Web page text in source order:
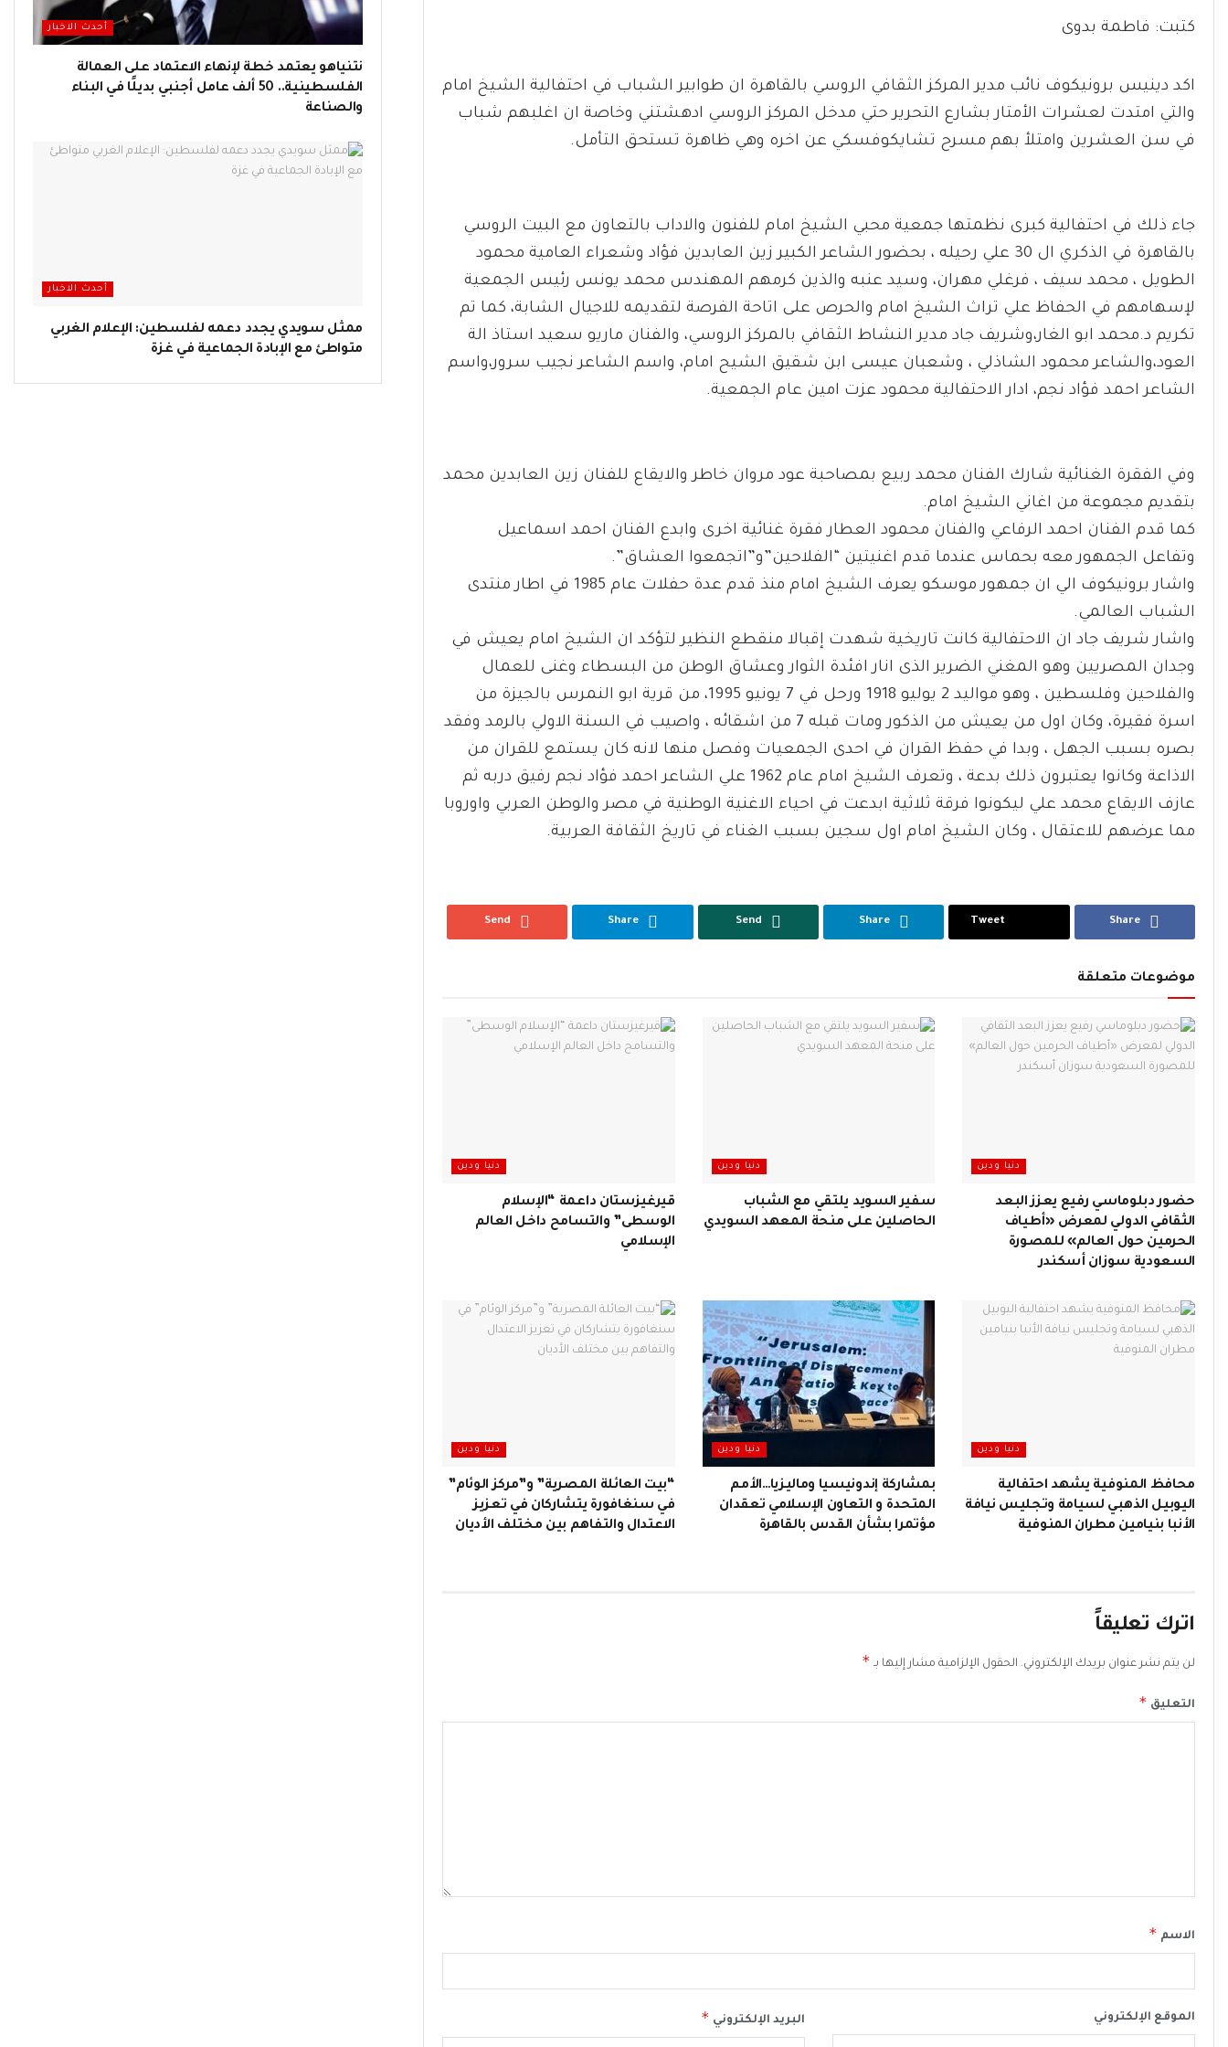
كتبت: فاطمة بدوى
اكد دينيس برونيكوف نائب مدير المركز الثقافي الروسي بالقاهرة ان طوابير الشباب في احتفالية الشيخ امام
والتي امتدت لعشرات الأمتار بشارع التحرير حتي مدخل المركز الروسي ادهشتني وخاصة ان اغلبهم شباب
في سن العشرين وامتلأ بهم مسرح تشايكوفسكي عن اخره وهي ظاهرة تستحق التأمل.
جاء ذلك في احتفالية كبرى نظمتها جمعية محبي الشيخ امام للفنون والاداب بالتعاون مع البيت الروسي
بالقاهرة في الذكري ال 30 علي رحيله ، بحضور الشاعر الكبير زين العابدين فؤاد وشعراء العامية محمود
الطويل ، محمد سيف ، فرغلي مهران، وسيد عنبه والذين كرمهم المهندس محمد يونس رئيس الجمعية
لإسهامهم في الحفاظ علي تراث الشيخ امام والحرص على اتاحة الفرصة لتقديمه للاجيال الشابة، كما تم
تكريم د.محمد ابو الغار،وشريف جاد مدير النشاط الثقافي بالمركز الروسي، والفنان ماريو سعيد استاذ الة
العود،والشاعر محمود الشاذلي ، وشعبان عيسى ابن شقيق الشيح امام، واسم الشاعر نجيب سرور،واسم
الشاعر احمد فؤاد نجم، ادار الاحتفالية محمود عزت امين عام الجمعية.
وفي الفقرة الغنائية شارك الفنان محمد ربيع بمصاحبة عود مروان خاطر والايقاع للفنان زين العابدين محمد
بتقديم مجموعة من اغاني الشيخ امام.
كما قدم الفنان احمد الرفاعي والفنان محمود العطار فقرة غنائية اخرى وابدع الفنان احمد اسماعيل
وتفاعل الجمهور معه بحماس عندما قدم اغنيتين “الفلاحين”و”اتجمعوا العشاق”.
واشار برونيكوف الي ان جمهور موسكو يعرف الشيخ امام منذ قدم عدة حفلات عام 1985 في اطار منتدى
الشباب العالمي.
واشار شريف جاد ان الاحتفالية كانت تاريخية شهدت إقبالا منقطع النظير لتؤكد ان الشيخ امام يعيش في
وجدان المصريين وهو المغني الضرير الذى انار افئدة الثوار وعشاق الوطن من البسطاء وغنى للعمال
والفلاحين وفلسطين ، وهو مواليد 2 يوليو 1918 ورحل في 7 يونيو 1995، من قرية ابو النمرس بالجيزة من
اسرة فقيرة، وكان اول من يعيش من الذكور ومات قبله 7 من اشقائه ، واصيب في السنة الاولي بالرمد وفقد
بصره بسبب الجهل ، وبدا في حفظ القران في احدى الجمعيات وفصل منها لانه كان يستمع للقران من
الاذاعة وكانوا يعتبرون ذلك بدعة ، وتعرف الشيخ امام عام 1962 علي الشاعر احمد فؤاد نجم رفيق دربه ثم
عازف الايقاع محمد علي ليكونوا فرقة ثلاثية ابدعت في احياء الاغنية الوطنية في مصر والوطن العربي واوروبا
مما عرضهم للاعتقال ، وكان الشيخ امام اول سجين بسبب الغناء في تاريخ الثقافة العربية.
Share
Tweet
Share
Send
Share
Send
موضوعات متعلقة
دنيا ودين
حضور دبلوماسي رفيع يعزز البعد
الثقافي الدولي لمعرض «أطياف
الحرمين حول العالم» للمصورة
السعودية سوزان أسكندر
دنيا ودين
سفير السويد يلتقي مع الشباب
الحاصلين على منحة المعهد السويدي
دنيا ودين
قيرغيزستان داعمة “الإسلام
الوسطى” والتسامح داخل العالم
الإسلامي
دنيا ودين
محافظ المنوفية يشهد احتفالية
اليوبيل الذهبي لسيامة وتجليس نيافة
الأنبا بنيامين مطران المنوفية
دنيا ودين
بمشاركة إندونيسيا وماليزيا…الأمم
المتحدة و التعاون الإسلامي تعقدان
مؤتمرا بشأن القدس بالقاهرة
دنيا ودين
“بيت العائلة المصرية” و”مركز الوئام”
في سنغافورة يتشاركان في تعزيز
الاعتدال والتفاهم بين مختلف الأديان
اترك تعليقاً
لن يتم نشر عنوان بريدك الإلكتروني. الحقول الإلزامية مشار إليها بـ *
التعليق *
الاسم *
البريد الإلكتروني * الموقع الإلكتروني
أحدث الاخبار
نتنياهو يعتمد خطة لإنهاء الاعتماد على العمالة
الفلسطينية.. 50 ألف عامل أجنبي بديلًا في البناء
والصناعة
أحدث الاخبار
ممثل سويدي يجدد دعمه لفلسطين: الإعلام الغربي
متواطئ مع الإبادة الجماعية في غزة